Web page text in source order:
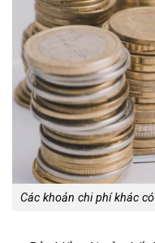
Các khoản chi phí khác